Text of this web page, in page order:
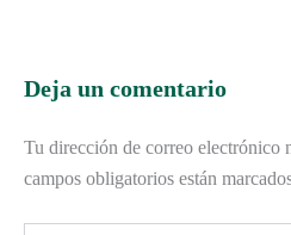
Deja un comentario
Tu dirección de correo electrónico
campos obligatorios están